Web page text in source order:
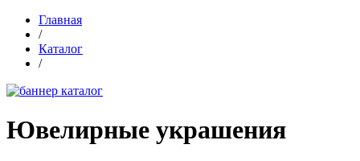
Главная
/
Каталог
/
Ювелирные украшения